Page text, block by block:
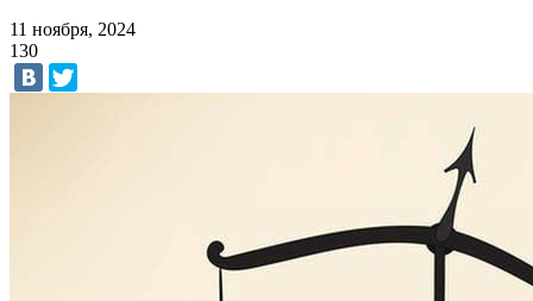
11 ноября, 2024
130